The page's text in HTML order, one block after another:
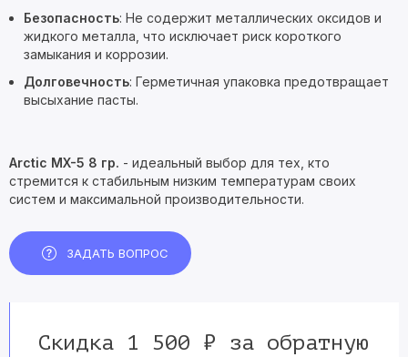
Безопасность: Не содержит металлических оксидов и
жидкого металла, что исключает риск короткого
замыкания и коррозии.
Долговечность: Герметичная упаковка предотвращает
высыхание пасты.
Arctic MX-5 8 гр. - идеальный выбор для тех, кто
стремится к стабильным низким температурам своих
систем и максимальной производительности.
ЗАДАТЬ ВОПРОС
Скидка 1 500 ₽ за обратную